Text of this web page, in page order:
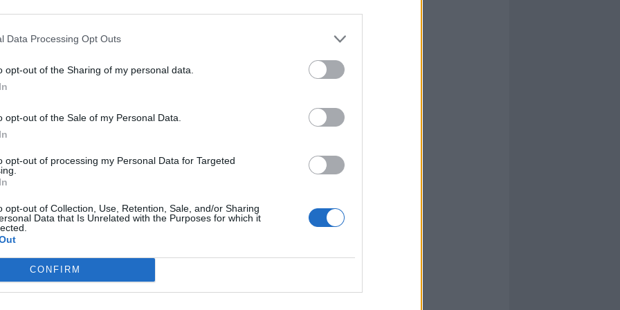
Data Processing Opt Outs
opt-out of the Sharing of my personal data.
opt-out of the Sale of my Personal Data.
opt-out of processing my Personal Data for Targeted
opt-out of Collection, Use, Retention, Sale, and/or Sharing
Data that Is Unrelated with the Purposes for which it
CONFIRM
gli emiliano-romagnoli. Un voto che
nostra campagna elettorale, una
e mai arrogante,. Il dato di
a partire da Elly Schlein e
che mi hanno dato un sostegno
detto poco prima De Pascale. "In
siamo stati duramente feriti in questo
È stato un anno e mezzo di
politiche e di scontri, un dato
per la nostra terra. Da questa campagna
finire la speculazione politica e deve
giorni di incontrare la presidente del
un cambio di passo", ha aggiunto.